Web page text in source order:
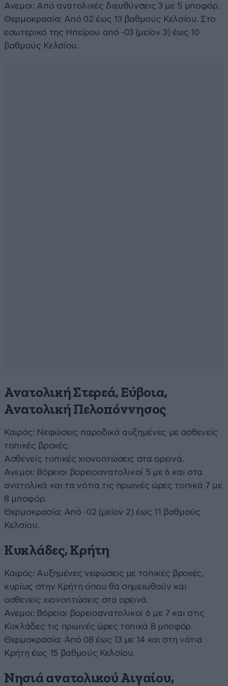
Ανεμοι: Από ανατολικές διευθύνσεις 3 με 5 μποφόρ.
Θερμοκρασία: Από 02 έως 13 βαθμούς Κελσίου. Στο
εσωτερικό της Ηπείρου από -03 (μείον 3) έως 10
βαθμούς Κελσίου.
Ανατολική Στερεά, Εύβοια,
Ανατολική Πελοπόννησος
Καιρός: Νεφώσεις παροδικά αυξημένες με ασθενείς
τοπικές βροχές.
Ασθενείς τοπικές χιονοπτώσεις στα ορεινά.
Ανεμοι: Βόρειοι βορειοανατολικοί 5 με 6 και στα
ανατολικά και τα νότια τις πρωινές ώρες τοπικά 7 με
8 μποφόρ.
Θερμοκρασία: Από -02 (μείον 2) έως 11 βαθμούς
Κελσίου.
Κυκλάδες, Κρήτη
Καιρός: Αυξημένες νεφώσεις με τοπικές βροχές,
κυρίως στην Κρήτη όπου θα σημειωθούν και
ασθενείς χιονοπτώσεις στα ορεινά.
Ανεμοι: Βόρειοι βορειοανατολικοί 6 με 7 και στις
Κυκλάδες τις πρωινές ώρες τοπικά 8 μποφόρ.
Θερμοκρασία: Από 08 έως 13 με 14 και στη νότια
Κρήτη έως 15 βαθμούς Κελσίου.
Νησιά ανατολικού Αιγαίου,